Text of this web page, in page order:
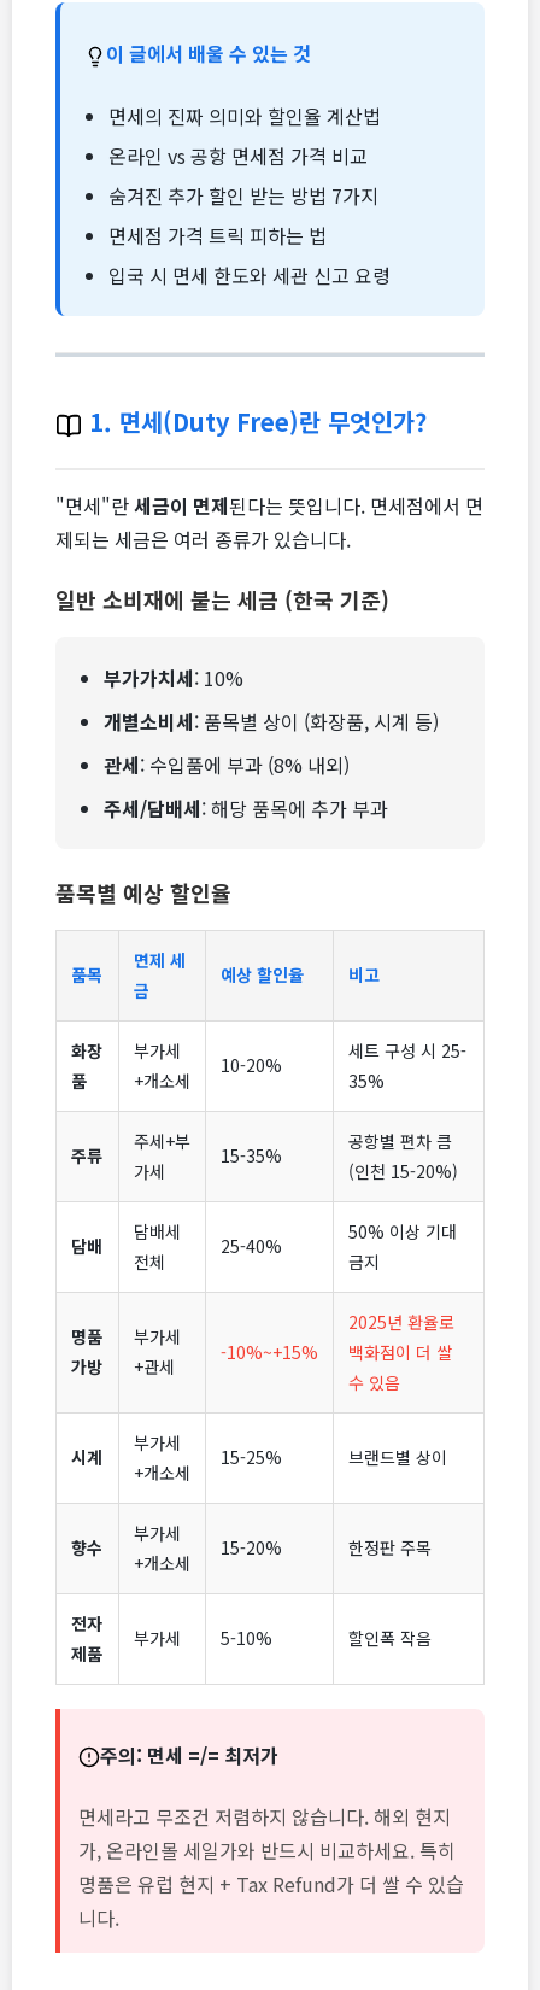
이 글에서 배울 수 있는 것
면세의 진짜 의미와 할인율 계산법
온라인 vs 공항 면세점 가격 비교
숨겨진 추가 할인 받는 방법 7가지
면세점 가격 트릭 피하는 법
입국 시 면세 한도와 세관 신고 요령
1. 면세(Duty Free)란 무엇인가?
"면세"란세금이 면제된다는 뜻입니다. 면세점에서 면
제되는 세금은 여러 종류가 있습니다.
일반 소비재에 붙는 세금 (한국 기준)
부가가치세: 10%
개별소비세: 품목별 상이 (화장품, 시계 등)
관세: 수입품에 부과 (8% 내외)
주세/담배세: 해당 품목에 추가 부과
품목별 예상 할인율
품목
면제 세
금
예상 할인율 비고
화장
품
부가세
+개소세
10-20%
세트 구성 시 25-
35%
주류
주세+부
가세
15-35%
공항별 편차 큼
(인천 15-20%)
담배
담배세
전체
25-40%
50% 이상 기대
금지
명품
가방
부가세
+관세
-10%~+15%
2025년 환율로
백화점이 더 쌀
수 있음
시계
부가세
+개소세
15-25% 브랜드별 상이
향수
부가세
+개소세
15-20% 한정판 주목
전자
제품
부가세 5-10% 할인폭 작음
주의: 면세 =/= 최저가
면세라고 무조건 저렴하지 않습니다. 해외 현지
가, 온라인몰 세일가와 반드시 비교하세요. 특히
명품은 유럽 현지 + Tax Refund가 더 쌀 수 있습
니다.